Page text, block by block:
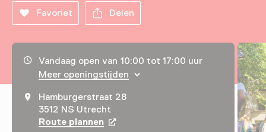
Favoriet Delen
Openingstijden, adres & telefoonnummer
Vandaag open van 10:00 tot 17:00 uur
Meer openingstijden
Hamburgerstraat 28
3512 NS Utrecht
Route plannen Opent in een nieuw tabblad